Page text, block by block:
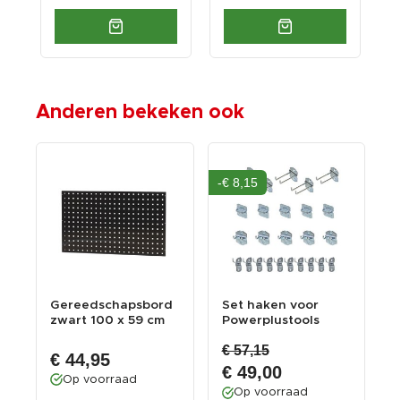
Anderen bekeken ook
Gereedschapsbord
zwart 100 x 59 cm
€ 44,95
Op voorraad
-€ 8,15
Set haken voor
Powerplustools
- g...
€ 57,15
€ 49,00
Op voorraad